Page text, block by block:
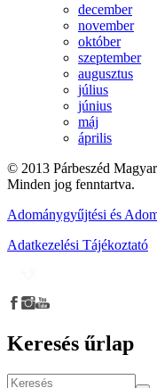
december
november
október
szeptember
augusztus
július
június
máj
április
© 2013 Párbeszéd
Minden jog fenntartva.
Adománygyűjtési és
Adatkezelési Tájékoztató
Keresés űrlap